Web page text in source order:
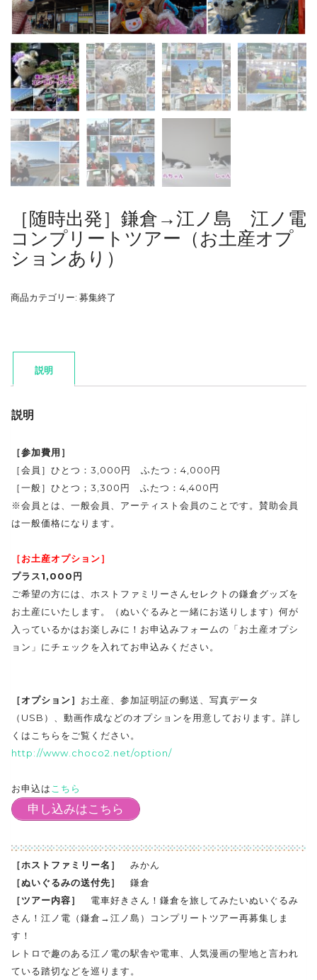
［随時出発］鎌倉→江ノ島 江ノ電
コンプリートツアー（お土産オプ
ションあり）
商品カテゴリー: 募集終了
説明
説明
［参加費用］
［会員］ひとつ：3,000円 ふたつ：4,000円
［一般］ひとつ；3,300円 ふたつ：4,400円
※会員とは、一般会員、アーティスト会員のことです。賛助会員
は一般価格になります。
［お土産オプション］
プラス1,000円
ご希望の方には、ホストファミリーさんセレクトの鎌倉グッズを
お土産にいたします。（ぬいぐるみと一緒にお送りします）何が
入っているかはお楽しみに！お申込みフォームの「お土産オプシ
ョン」にチェックを入れてお申込みください。
［オプション］ お土産、参加証明証の郵送、写真データ
（USB）、動画作成などのオプションを用意しております。詳し
くはこちらをご覧ください。
http://www.choco2.net/option/
お申込は こちら
申し込みはこちら
［ホストファミリー名］
みかん
［ぬいぐるみの送付先］
鎌倉
［ツアー内容］
電車好きさん！鎌倉を旅してみたいぬいぐるみ
さん！江ノ電（鎌倉→江ノ島）コンプリートツアー再募集しま
す！
レトロで趣のある江ノ電の駅舎や電車、人気漫画の聖地と言われ
ている踏切などを巡ります。